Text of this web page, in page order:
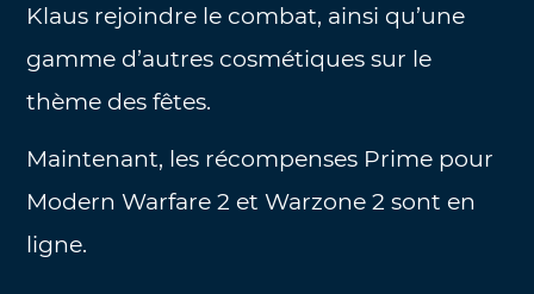
Klaus rejoindre le combat, ainsi qu’une
gamme d’autres cosmétiques sur le
thème des fêtes.
Maintenant, les récompenses Prime pour
Modern Warfare 2 et Warzone 2 sont en
ligne.